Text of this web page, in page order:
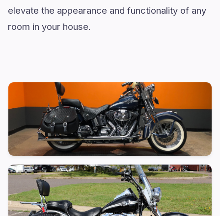
elevate the appearance and functionality of any
room in your house.